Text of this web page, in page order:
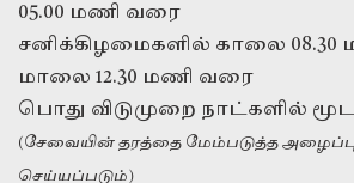
05.00 மணி வரை
சனிக்கிழமைகளில் காலை 08.30
மாலை 12.30 மணி வரை
பொது விடுமுறை நாட்களில்
(சேவையின் தரத்தை மேம்படுத்த அழைப்பு
செய்யப்படும்)